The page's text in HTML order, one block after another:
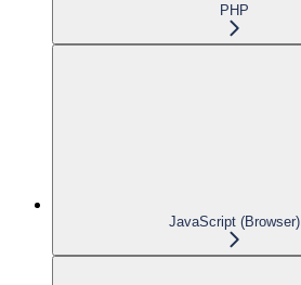
PHP
JavaScript (Browser)